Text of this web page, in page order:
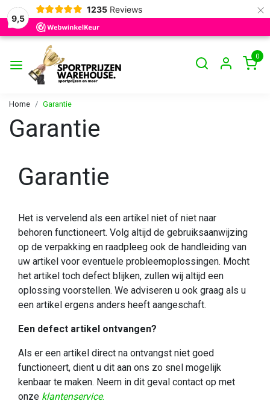
9,5
1235 Reviews ×
0
Home Garantie
Garantie
Garantie
Het is vervelend als een artikel niet of niet naar
behoren functioneert. Volg altijd de gebruiksaanwijzing
op de verpakking en raadpleeg ook de handleiding van
uw artikel voor eventuele probleemoplossingen. Mocht
het artikel toch defect blijken, zullen wij altijd een
oplossing voorstellen. We adviseren u ook graag als u
een artikel ergens anders heeft aangeschaft.
Een defect artikel ontvangen?
Als er een artikel direct na ontvangst niet goed
functioneert, dient u dit aan ons zo snel mogelijk
kenbaar te maken. Neem in dit geval contact op met
onze klantenservice.